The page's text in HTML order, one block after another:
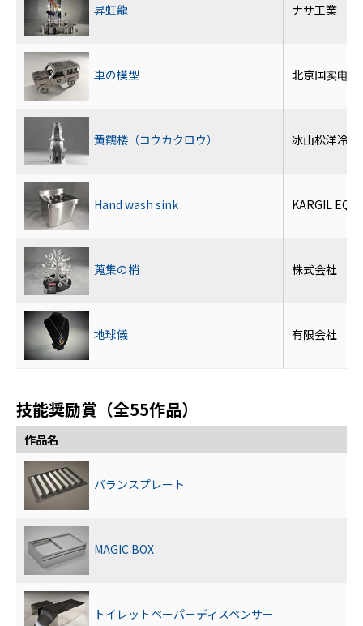
昇虹龍 ナサ工業 株
車の模型 北京国实电
黄鶴楼（コウカクロウ） 冰山松洋冷
Hand wash sink KARGIL
蒐集の梢 株式会社 竜
地球儀 有限会社 テ
技能奨励賞（全55作品）
作品名
バランスプレート
MAGIC BOX
トイレットペーパーディスペンサー